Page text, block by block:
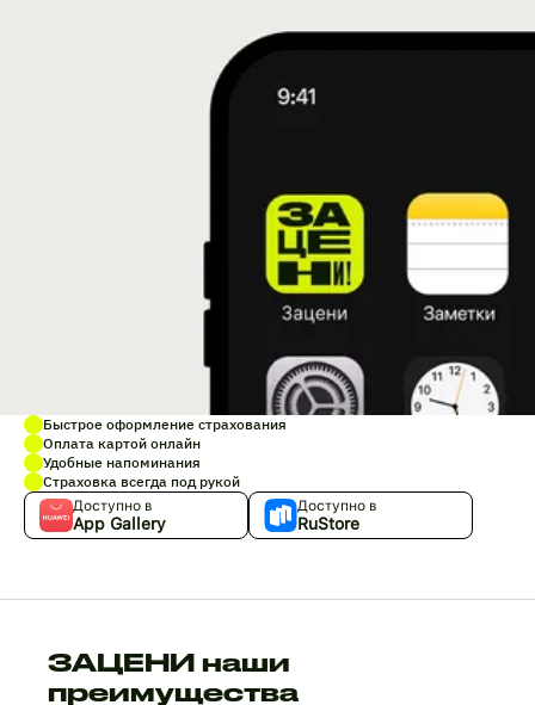
Быстрое оформление страхования
Оплата картой онлайн
Удобные напоминания
Страховка всегда под рукой
Доступно в
App Gallery
Доступно в
RuStore
ЗАЦЕНИ наши
преимущества